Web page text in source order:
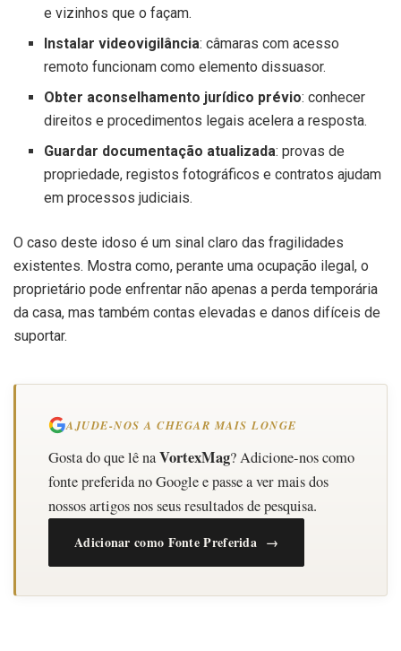
e vizinhos que o façam.
Instalar videovigilância: câmaras com acesso
remoto funcionam como elemento dissuasor.
Obter aconselhamento jurídico prévio: conhecer
direitos e procedimentos legais acelera a resposta.
Guardar documentação atualizada: provas de
propriedade, registos fotográficos e contratos ajudam
em processos judiciais.
O caso deste idoso é um sinal claro das fragilidades
existentes. Mostra como, perante uma ocupação ilegal, o
proprietário pode enfrentar não apenas a perda temporária
da casa, mas também contas elevadas e danos difíceis de
suportar.
AJUDE-NOS A CHEGAR MAIS LONGE
Gosta do que lê naVortexMag? Adicione-nos como
fonte preferida no Google e passe a ver mais dos
nossos artigos nos seus resultados de pesquisa.
Adicionar como Fonte Preferida →